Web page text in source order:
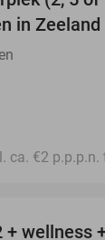
in Zeeland
ca. €2
+ wellness